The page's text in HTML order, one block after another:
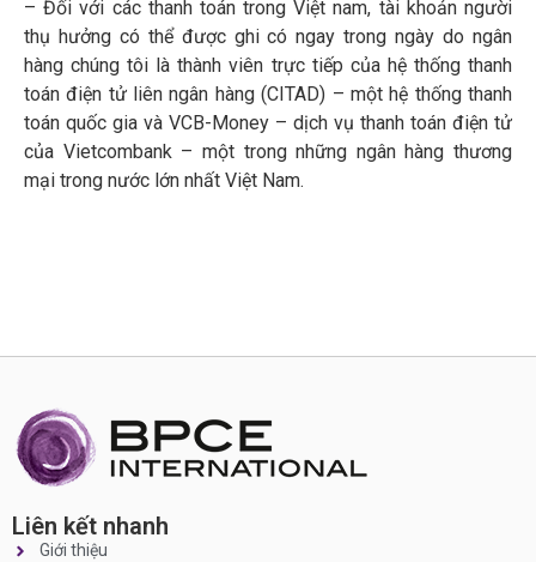
– Đối với các thanh toán trong Việt nam, tài khoản người
thụ hưởng có thể được ghi có ngay trong ngày do ngân
hàng chúng tôi là thành viên trực tiếp của hệ thống thanh
toán điện tử liên ngân hàng (CITAD) – một hệ thống thanh
toán quốc gia và VCB-Money – dịch vụ thanh toán điện tử
của Vietcombank – một trong những ngân hàng thương
mại trong nước lớn nhất Việt Nam.
Liên kết nhanh
Giới thiệu